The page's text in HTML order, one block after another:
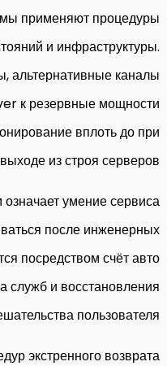
применяют процедуры
и инфраструктуры.
альтернативные каналы
к резервные мощности
вплоть до при
из строя серверов.
означает умение сервиса
после инженерных
посредством счёт авто
служб и восстановления
пользователя.
экстренного возврата